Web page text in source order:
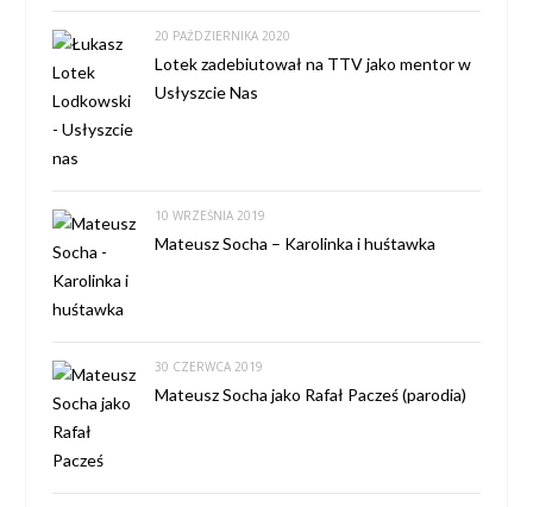
20 PAŹDZIERNIKA 2020
Lotek zadebiutował na TTV jako mentor w
Usłyszcie Nas
10 WRZEŚNIA 2019
Mateusz Socha – Karolinka i huśtawka
30 CZERWCA 2019
Mateusz Socha jako Rafał Pacześ (parodia)